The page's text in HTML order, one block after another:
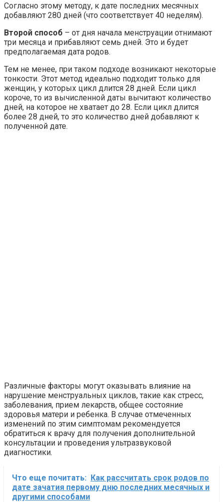
Согласно этому методу, к дате последних месячных
добавляют 280 дней (что соответствует 40 неделям).
Второй способ – от дня начала менструации отнимают
три месяца и прибавляют семь дней. Это и будет
предполагаемая дата родов.
Тем не менее, при таком подходе возникают некоторые
тонкости. Этот метод идеально подходит только для
женщин, у которых цикл длится 28 дней. Если цикл
короче, то из вычисленной даты вычитают количество
дней, на которое не хватает до 28. Если цикл длится
более 28 дней, то это количество дней добавляют к
полученной дате.
Различные факторы могут оказывать влияние на
нарушение менструальных циклов, такие как стресс,
заболевания, прием лекарств, общее состояние
здоровья матери и ребенка. В случае отмеченных
изменений по этим симптомам рекомендуется
обратиться к врачу для получения дополнительной
консультации и проведения ультразвуковой
диагностики.
Что еще почитать: Как рассчитать срок родов по
дате зачатия первому дню последних месячных и
другими способами